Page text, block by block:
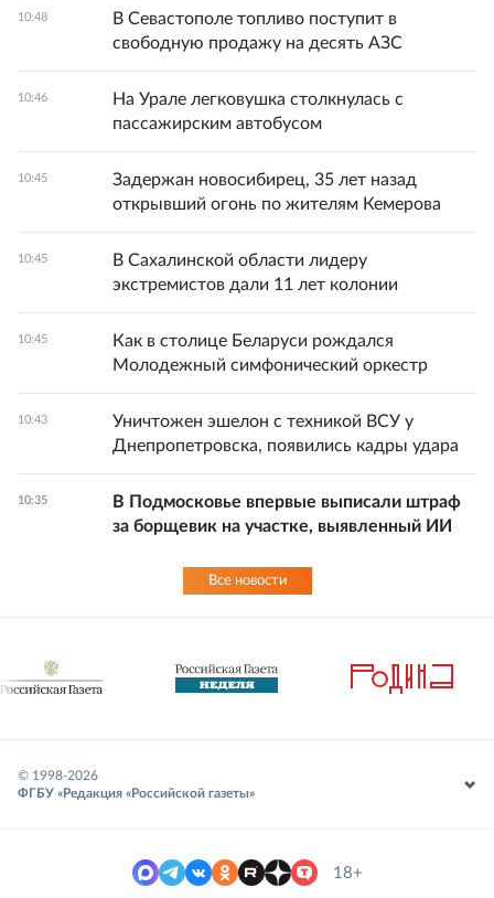
10:48
В Севастополе топливо поступит в
свободную продажу на десять АЗС
10:46
На Урале легковушка столкнулась с
пассажирским автобусом
10:45
Задержан новосибирец, 35 лет назад
открывший огонь по жителям Кемерова
10:45
В Сахалинской области лидеру
экстремистов дали 11 лет колонии
10:45
Как в столице Беларуси рождался
Молодежный симфонический оркестр
10:43
Уничтожен эшелон с техникой ВСУ у
Днепропетровска, появились кадры удара
10:35
В Подмосковье впервые выписали штраф
за борщевик на участке, выявленный ИИ
Все новости
© 1998-2026
ФГБУ «Редакция «Российской газеты»
18+